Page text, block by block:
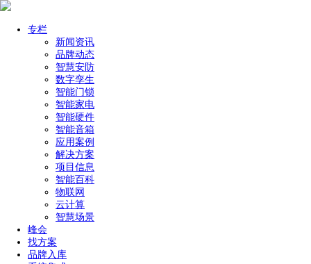
专栏
新闻资讯
品牌动态
智慧安防
数字孪生
智能门锁
智能家电
智能硬件
智能音箱
应用案例
解决方案
项目信息
智能百科
物联网
云计算
智慧场景
峰会
找方案
品牌入库